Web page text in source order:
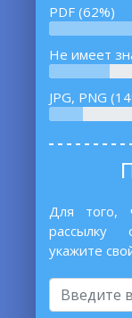
PDF (62%)
Не имеет
JPG, PNG
Для того,
рассылку
укажите